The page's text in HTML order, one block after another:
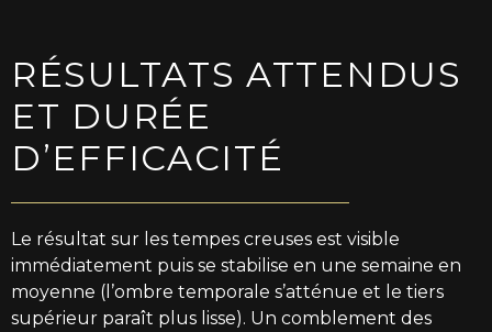
RÉSULTATS ATTENDUS
ET DURÉE
D’EFFICACITÉ
Le résultat sur les tempes creuses est visible
immédiatement puis se stabilise en une semaine en
moyenne (l’ombre temporale s’atténue et le tiers
supérieur paraît plus lisse). Un comblement des